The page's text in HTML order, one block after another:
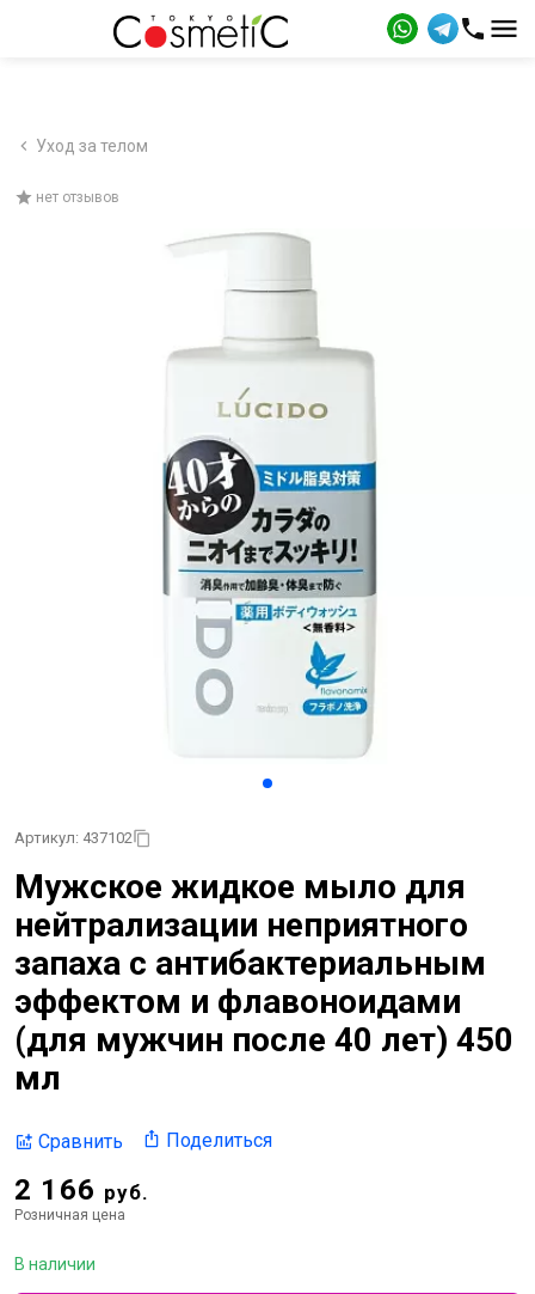
Уход за телом
нет отзывов
Артикул: 437102
Мужское жидкое мыло для
нейтрализации неприятного
запаха с антибактериальным
эффектом и флавоноидами
(для мужчин после 40 лет) 450
мл
Сравнить Поделиться
2 166 руб.
Розничная цена
В наличии